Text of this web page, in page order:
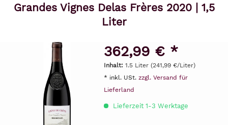
Grandes Vignes Delas Frères 2020 | 1,5
Liter
362,99 € *
Inhalt: 1.5 Liter (241,99 €/Liter)
* inkl. USt. zzgl. Versand für
Lieferland
Lieferzeit 1-3 Werktage